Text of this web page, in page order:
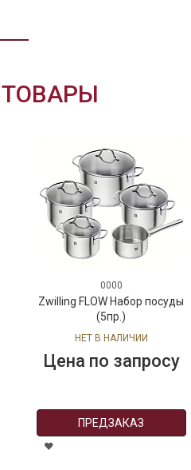
0000
Zwilling FLOW Набор посуды
(5пр.)
НЕТ В НАЛИЧИИ
Цена по запросу
ПРЕДЗАКАЗ